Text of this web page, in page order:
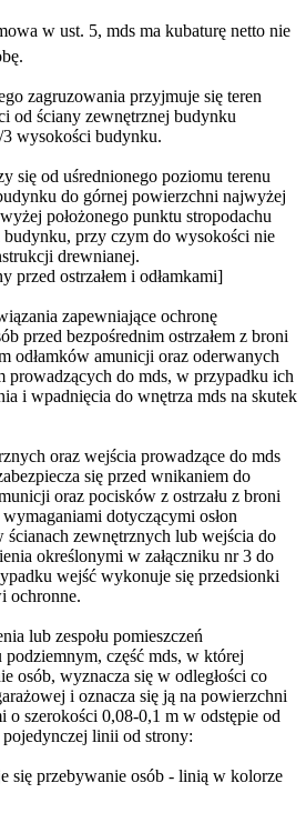
w ust. 5, mds ma kubaturę netto nie
zagruzowania przyjmuje się teren
od ściany zewnętrznej budynku
wysokości budynku.
się od uśrednionego poziomu terenu
do górnej powierzchni najwyżej
położonego punktu stropodachu
przy czym do wysokości nie
drewnianej.
przed ostrzałem i odłamkami]
zapewniające ochronę
przed bezpośrednim ostrzałem z broni
odłamków amunicji oraz oderwanych
prowadzących do mds, w przypadku ich
i wpadnięcia do wnętrza mds na skutek
oraz wejścia prowadzące do mds
się przed wnikaniem do
oraz pocisków z ostrzału z broni
dotyczącymi osłon
ścianach zewnętrznych lub wejścia do
określonymi w załączniku nr 3 do
wejść wykonuje się przedsionki
ochronne.
lub zespołu pomieszczeń
część mds, w której
osób, wyznacza się w odległości co
i oznacza się ją na powierzchni
o szerokości 0,08-0,1 m w odstępie od
linii od strony:
się przebywanie osób - linią w kolorze